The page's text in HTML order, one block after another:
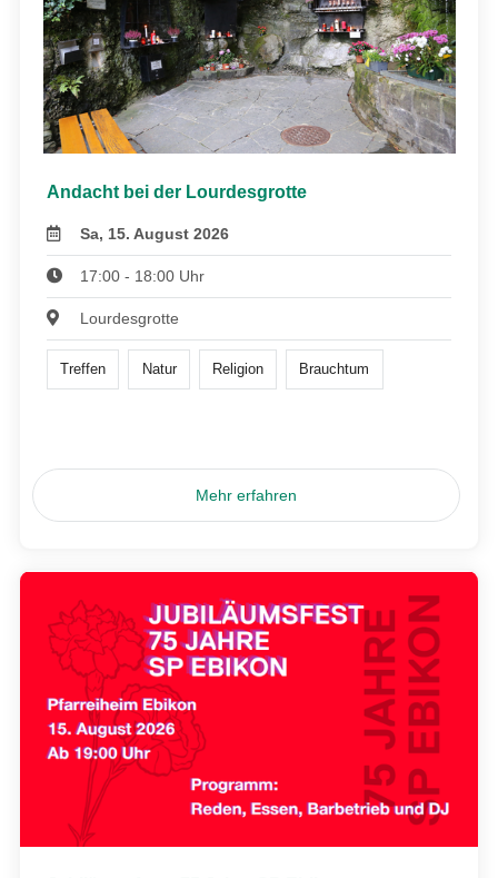
Andacht bei der Lourdesgrotte
Sa, 15. August 2026
17:00 - 18:00 Uhr
Lourdesgrotte
Treffen Natur Religion Brauchtum
Mehr erfahren